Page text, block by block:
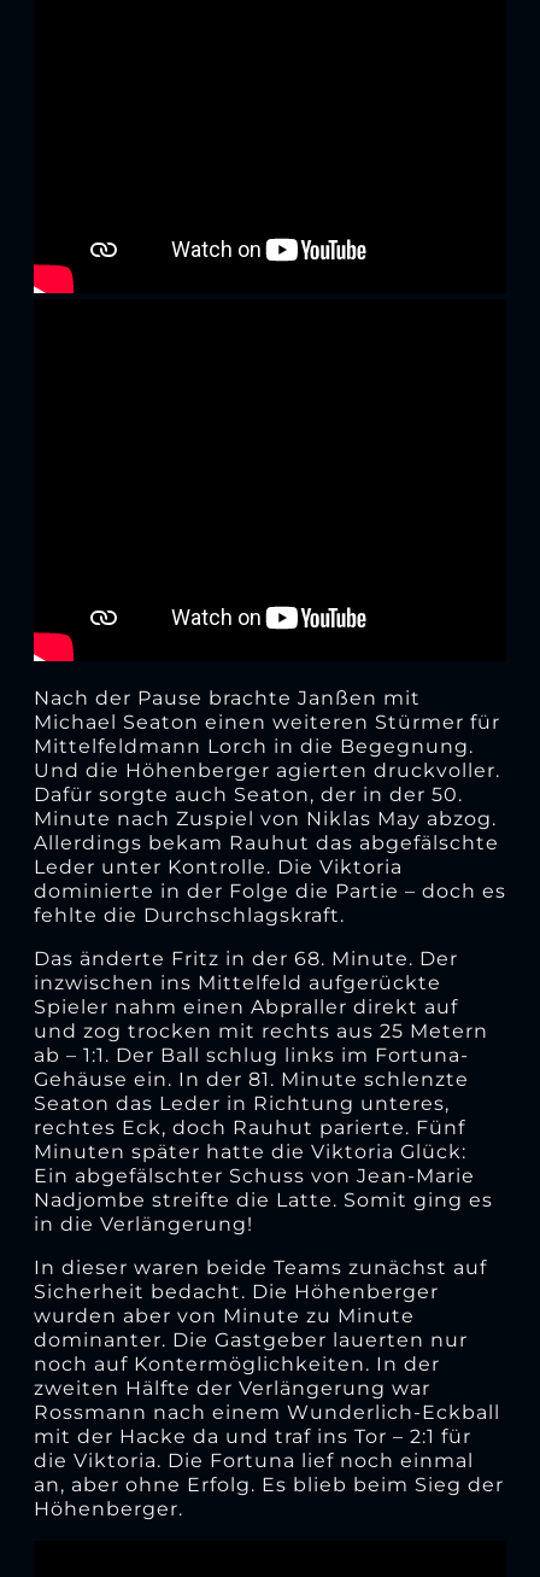
Nach der Pause brachte Janßen mit
Michael Seaton einen weiteren Stürmer für
Mittelfeldmann Lorch in die Begegnung.
Und die Höhenberger agierten druckvoller.
Dafür sorgte auch Seaton, der in der 50.
Minute nach Zuspiel von Niklas May abzog.
Allerdings bekam Rauhut das abgefälschte
Leder unter Kontrolle. Die Viktoria
dominierte in der Folge die Partie – doch es
fehlte die Durchschlagskraft.
Das änderte Fritz in der 68. Minute. Der
inzwischen ins Mittelfeld aufgerückte
Spieler nahm einen Abpraller direkt auf
und zog trocken mit rechts aus 25 Metern
ab – 1:1. Der Ball schlug links im Fortuna-
Gehäuse ein. In der 81. Minute schlenzte
Seaton das Leder in Richtung unteres,
rechtes Eck, doch Rauhut parierte. Fünf
Minuten später hatte die Viktoria Glück:
Ein abgefälschter Schuss von Jean-Marie
Nadjombe streifte die Latte. Somit ging es
in die Verlängerung!
In dieser waren beide Teams zunächst auf
Sicherheit bedacht. Die Höhenberger
wurden aber von Minute zu Minute
dominanter. Die Gastgeber lauerten nur
noch auf Kontermöglichkeiten. In der
zweiten Hälfte der Verlängerung war
Rossmann nach einem Wunderlich-Eckball
mit der Hacke da und traf ins Tor – 2:1 für
die Viktoria. Die Fortuna lief noch einmal
an, aber ohne Erfolg. Es blieb beim Sieg der
Höhenberger.